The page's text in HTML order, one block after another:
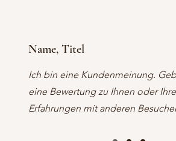
Name, Titel
Ich bin eine Kundenmeinung.
eine Bewertung zu Ihnen oder
Erfahrungen mit anderen